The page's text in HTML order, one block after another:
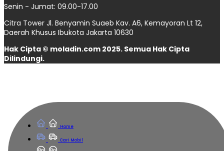
Home
Cari Mobil
Senin - Jumat: 09.00-17.00
Citra Tower Jl. Benyamin Suaeb Kav. A6, Kemayoran Lt 12,
Daerah Khusus Ibukota Jakarta 10630
Hak Cipta © moladin.com 2025. Semua Hak Cipta
Dilindungi.